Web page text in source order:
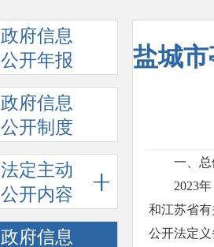
政府信息
公开年报
政府信息
公开制度
法定主动
公开内容
政府信息
盐城
一、
2023
和江苏省
公开法定